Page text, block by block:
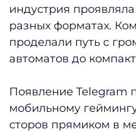
индустрия
разных форматах.
проделали путь с
автоматов до
Появление Telegram
мобильному
сторов прямиком в